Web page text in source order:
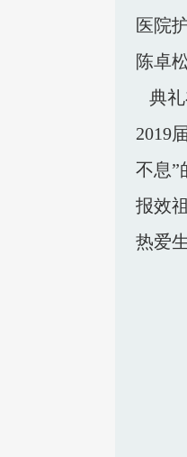
医院
陈卓
典礼
2019
不息”
报效
热爱